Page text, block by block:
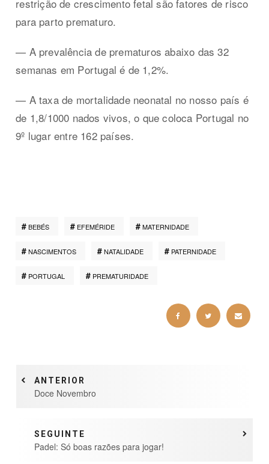
restrição de crescimento fetal são fatores de risco
para parto prematuro.
— A prevalência de prematuros abaixo das 32
semanas em Portugal é de 1,2%.
— A taxa de mortalidade neonatal no nosso país é
de 1,8/1000 nados vivos, o que coloca Portugal no
9º lugar entre 162 países.
BEBÉS EFEMÉRIDE MATERNIDADE
NASCIMENTOS NATALIDADE PATERNIDADE
PORTUGAL PREMATURIDADE
ANTERIOR
Doce Novembro
SEGUINTE
Padel: Só boas razões para jogar!